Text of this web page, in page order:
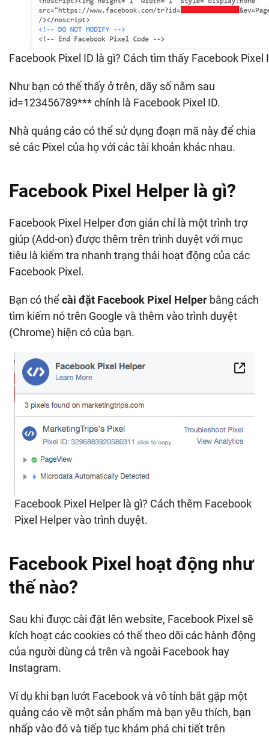
Facebook Pixel ID là gì? Cách tìm thấy Facebook Pixel
Như bạn có thể thấy ở trên, dãy số nằm sau
id=123456789*** chính là Facebook Pixel ID.
Nhà quảng cáo có thể sử dụng đoạn mã này để chia
sẻ các Pixel của họ với các tài khoản khác nhau.
Facebook Pixel Helper là gì?
Facebook Pixel Helper đơn giản chỉ là một trình trợ
giúp (Add-on) được thêm trên trình duyệt với mục
tiêu là kiểm tra nhanh trạng thái hoạt động của các
Facebook Pixel.
Bạn có thể cài đặt Facebook Pixel Helper bằng cách
tìm kiếm nó trên Google và thêm vào trình duyệt
(Chrome) hiện có của bạn.
Facebook Pixel Helper là gì? Cách thêm Facebook
Pixel Helper vào trình duyệt.
Facebook Pixel hoạt động như
thế nào?
Sau khi được cài đặt lên website, Facebook Pixel sẽ
kích hoạt các cookies có thể theo dõi các hành động
của người dùng cả trên và ngoài Facebook hay
Instagram.
Ví dụ khi bạn lướt Facebook và vô tính bắt gặp một
quảng cáo về một sản phẩm mà bạn yêu thích, bạn
nhấp vào đó và tiếp tục khám phá chi tiết trên